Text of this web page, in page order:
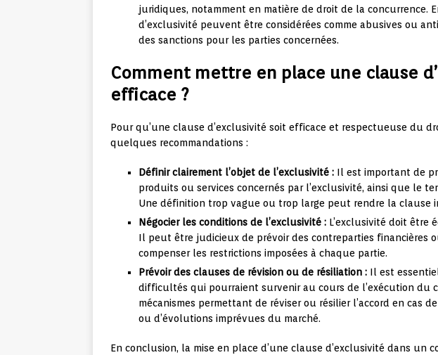
juridiques, notamment en matière de droit de la concurrence.
d’exclusivité peuvent être considérées comme abusives ou
des sanctions pour les parties concernées.
Comment mettre en place une clause
efficace ?
Pour qu’une clause d’exclusivité soit efficace et respectueuse du
quelques recommandations :
Définir clairement l’objet de l’exclusivité : Il est important de
produits ou services concernés par l’exclusivité, ainsi que le
Une définition trop vague ou trop large peut rendre la clause
Négocier les conditions de l’exclusivité : L’exclusivité doit être
Il peut être judicieux de prévoir des contreparties financières
compenser les restrictions imposées à chaque partie.
Prévoir des clauses de révision ou de résiliation : Il est
difficultés qui pourraient survenir au cours de l’exécution du
mécanismes permettant de réviser ou résilier l’accord en cas
ou d’évolutions imprévues du marché.
En conclusion, la mise en place d’une clause d’exclusivité dans un